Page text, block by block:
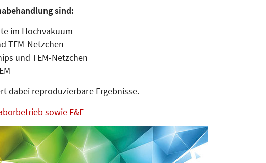
sind:
im Hochvakuum
TEM-Netzchen
und TEM-Netzchen
dabei reproduzierbare Ergebnisse.
sowie F&E